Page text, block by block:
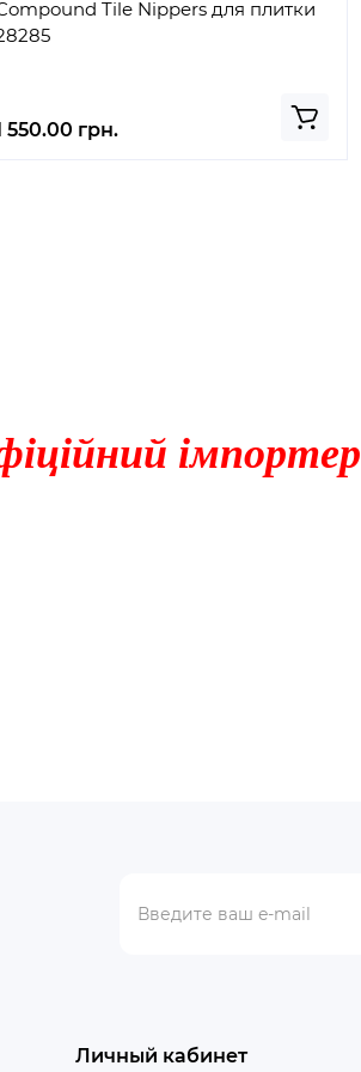
Tile Nippers для плитки
550.00 грн.
імпортер
Личный кабинет